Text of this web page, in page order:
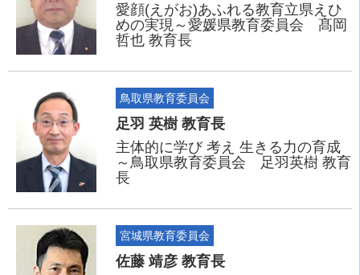
愛顔(えがお)あふれる教育立県えひ
めの実現～愛媛県教育委員会 髙岡
哲也 教育長
鳥取県教育委員会
足羽 英樹 教育長
主体的に学び 考え 生きる力の育成
～鳥取県教育委員会 足羽英樹 教育
長
宮城県教育委員会
佐藤 靖彦 教育長